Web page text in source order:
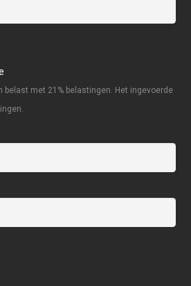
belast met 21% belastingen. Het ingevoerde